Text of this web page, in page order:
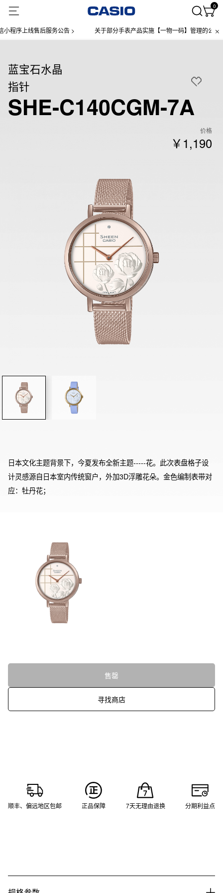
0
序上线售后服务公告 > 关于部分手表产品实施【一物一码】管理的公告 >
蓝宝石水晶
指针
SHE-C140CGM-7A
价格
￥1,190
日本文化主题背景下，今夏发布全新主题-----花。此次表盘格子设
计灵感源自日本室内传统窗户，外加3D浮雕花朵。金色编制表带对
应：牡丹花；
售罄
寻找商店
顺丰、偏远地区包邮 正品保障 7天无理由退换 分期利益点